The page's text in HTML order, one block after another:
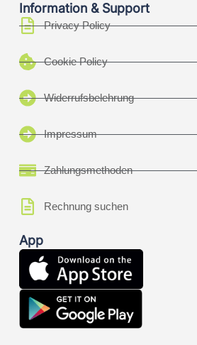
Information & Support
Privacy Policy
Cookie Policy
Widerrufsbelehrung
Impressum
Zahlungsmethoden
Rechnung suchen
App